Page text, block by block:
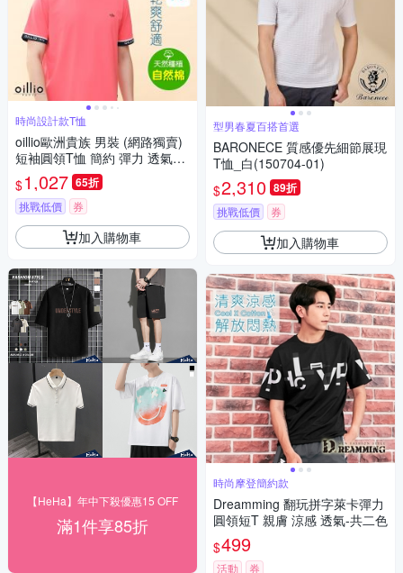
時尚設計款T恤
oillio歐洲貴族 男裝 (網路獨賣)
短袖圓領T恤 簡約 彈力 透氣吸
濕排汗 立體剪裁 紅色 法國品牌
$1,027 65折
挑戰低價 券
加入購物車
【HeHa】年中下殺優惠15 OFF
滿1件享85折
型男春夏百搭首選
BARONECE 質感優先細節展現
T恤_白(150704-01)
$2,310 89折
挑戰低價 券
加入購物車
時尚摩登簡約款
Dreamming 翻玩拼字萊卡彈力
圓領短T 親膚 涼感 透氣-共二色
$499
活動 券